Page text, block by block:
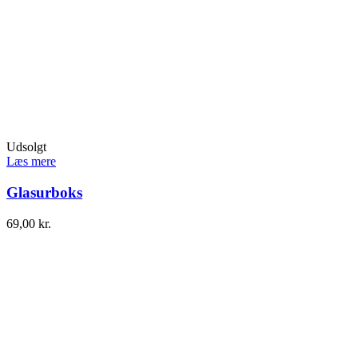
Udsolgt
Læs mere
Glasurboks
69,00 kr.